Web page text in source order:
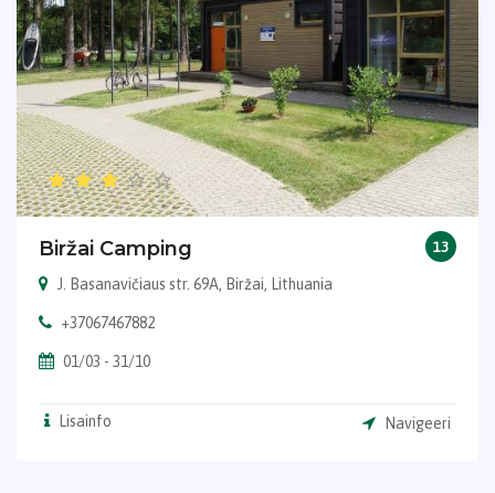
Biržai Camping 13
J. Basanavičiaus str. 69A, Biržai, Lithuania
+37067467882
01/03 - 31/10
Lisainfo Navigeeri